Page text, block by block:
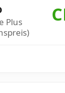
Plus